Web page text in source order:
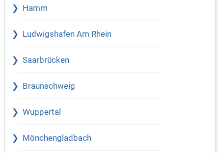
Hamm
Ludwigshafen Am Rhein
Saarbrücken
Braunschweig
Wuppertal
Mönchengladbach